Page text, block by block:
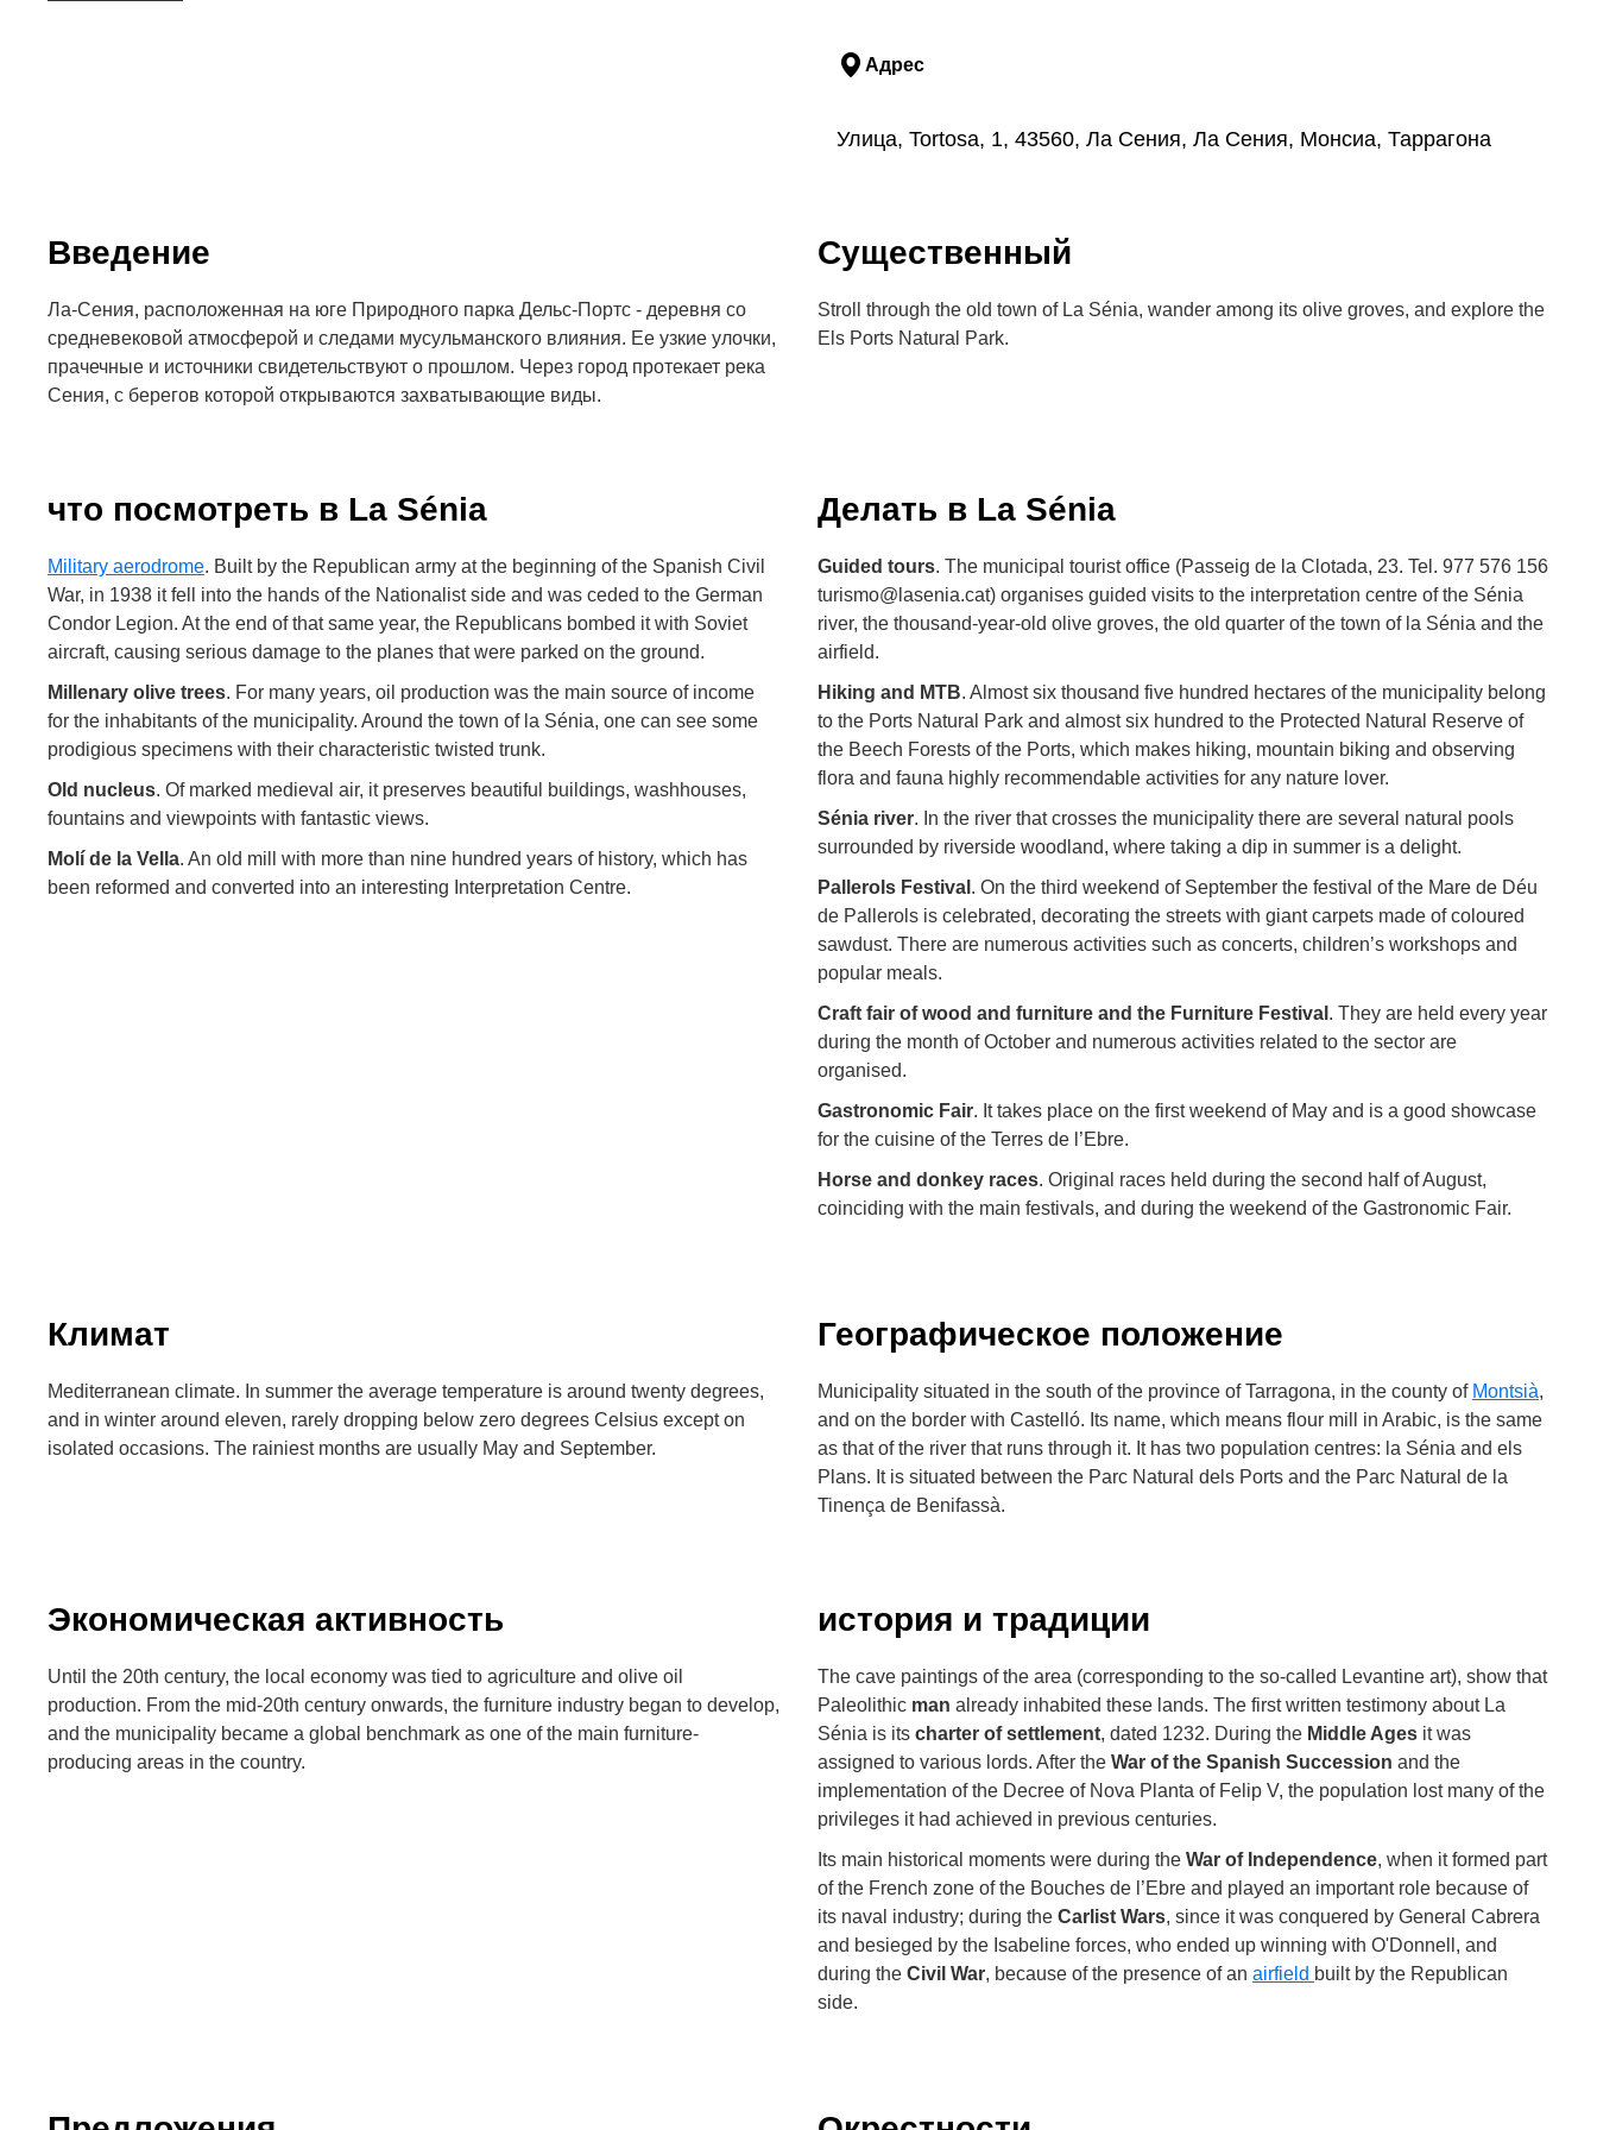
Адрес
Улица, Tortosa, 1, 43560, Ла Сения, Ла Сения, Монсиа, Таррагона
Введение
Ла-Сения, расположенная на юге Природного парка Дельс-Портс - деревня со
средневековой атмосферой и следами мусульманского влияния. Ее узкие улочки,
прачечные и источники свидетельствуют о прошлом. Через город протекает река
Сения, с берегов которой открываются захватывающие виды.
Cущественный
Stroll through the old town of La Sénia, wander among its olive groves, and explore the
Els Ports Natural Park.
что посмотреть в La Sénia
Military aerodrome. Built by the Republican army at the beginning of the Spanish Civil
War, in 1938 it fell into the hands of the Nationalist side and was ceded to the German
Condor Legion. At the end of that same year, the Republicans bombed it with Soviet
aircraft, causing serious damage to the planes that were parked on the ground.
Millenary olive trees. For many years, oil production was the main source of income
for the inhabitants of the municipality. Around the town of la Sénia, one can see some
prodigious specimens with their characteristic twisted trunk.
Old nucleus. Of marked medieval air, it preserves beautiful buildings, washhouses,
fountains and viewpoints with fantastic views.
Molí de la Vella. An old mill with more than nine hundred years of history, which has
been reformed and converted into an interesting Interpretation Centre.
Делать в La Sénia
Guided tours. The municipal tourist office (Passeig de la Clotada, 23. Tel. 977 576 156
turismo@lasenia.cat) organises guided visits to the interpretation centre of the Sénia
river, the thousand-year-old olive groves, the old quarter of the town of la Sénia and the
airfield.
Hiking and MTB. Almost six thousand five hundred hectares of the municipality belong
to the Ports Natural Park and almost six hundred to the Protected Natural Reserve of
the Beech Forests of the Ports, which makes hiking, mountain biking and observing
flora and fauna highly recommendable activities for any nature lover.
Sénia river. In the river that crosses the municipality there are several natural pools
surrounded by riverside woodland, where taking a dip in summer is a delight.
Pallerols Festival . On the third weekend of September the festival of the Mare de Déu
de Pallerols is celebrated, decorating the streets with giant carpets made of coloured
sawdust. There are numerous activities such as concerts, children’s workshops and
popular meals.
Craft fair of wood and furniture and the Furniture Festival . They are held every year
during the month of October and numerous activities related to the sector are
organised.
Gastronomic Fair. It takes place on the first weekend of May and is a good showcase
for the cuisine of the Terres de l’Ebre.
Horse and donkey races. Original races held during the second half of August,
coinciding with the main festivals, and during the weekend of the Gastronomic Fair.
Климат
Mediterranean climate. In summer the average temperature is around twenty degrees,
and in winter around eleven, rarely dropping below zero degrees Celsius except on
isolated occasions. The rainiest months are usually May and September.
Географическое положение
Municipality situated in the south of the province of Tarragona, in the county of Montsià,
and on the border with Castelló. Its name, which means flour mill in Arabic, is the same
as that of the river that runs through it. It has two population centres: la Sénia and els
Plans. It is situated between the Parc Natural dels Ports and the Parc Natural de la
Tinença de Benifassà.
Экономическая активность
Until the 20th century, the local economy was tied to agriculture and olive oil
production. From the mid-20th century onwards, the furniture industry began to develop,
and the municipality became a global benchmark as one of the main furniture-
producing areas in the country.
история и традиции
The cave paintings of the area (corresponding to the so-called Levantine art), show that
Paleolithic man already inhabited these lands. The first written testimony about La
Sénia is its charter of settlement, dated 1232. During the Middle Ages it was
assigned to various lords. After the War of the Spanish Succession and the
implementation of the Decree of Nova Planta of Felip V, the population lost many of the
privileges it had achieved in previous centuries.
Its main historical moments were during the War of Independence, when it formed part
of the French zone of the Bouches de l’Ebre and played an important role because of
its naval industry; during the Carlist Wars, since it was conquered by General Cabrera
and besieged by the Isabeline forces, who ended up winning with O'Donnell, and
during the Civil War, because of the presence of an airfield built by the Republican
side.